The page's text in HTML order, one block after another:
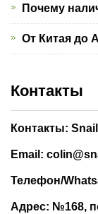
Почему
От Китая до
Контакты
Контакты:
Email:
Телефон/
Адрес: №168,